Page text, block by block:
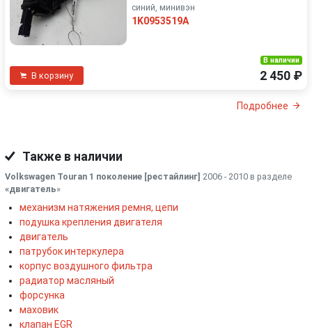
синий, минивэн
1K0953519A
В корзину
В наличии
2 450 ₽
Подробнее
Также в наличии
Volkswagen Touran 1 поколение [рестайлинг] 2006 - 2010 в разделе
«двигатель»
механизм натяжения ремня, цепи
подушка крепления двигателя
двигатель
патрубок интеркулера
корпус воздушного фильтра
радиатор масляный
форсунка
маховик
клапан EGR